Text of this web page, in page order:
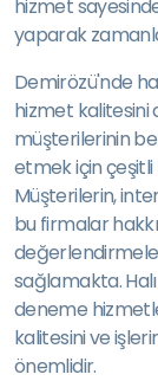
hizmet
yaparak
Demirözü'nde
hizmet kalitesini
müşterilerinin
etmek için
Müşterilerin,
bu firmalar
sağlamakta.
deneme
kalitesini ve
önemlidir.